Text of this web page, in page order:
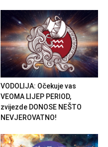
VODOLIJA: Očekuje vas
VEOMA LIJEP PERIOD,
zvijezde DONOSE NEŠTO
NEVJEROVATNO!